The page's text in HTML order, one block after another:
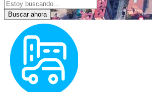
Buscar ahora